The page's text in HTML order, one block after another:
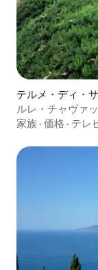
テルメ・ディ・
ム
ルレ・チャヴァ
家族 · 価格 · テレ